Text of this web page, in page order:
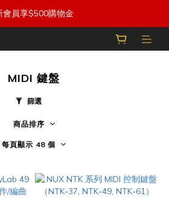
會員享$500購物金
MIDI 鍵盤
篩選
商品排序
每頁顯示 48 個